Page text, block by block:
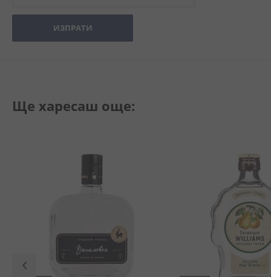
ИЗПРАТИ
Ще харесаш още: